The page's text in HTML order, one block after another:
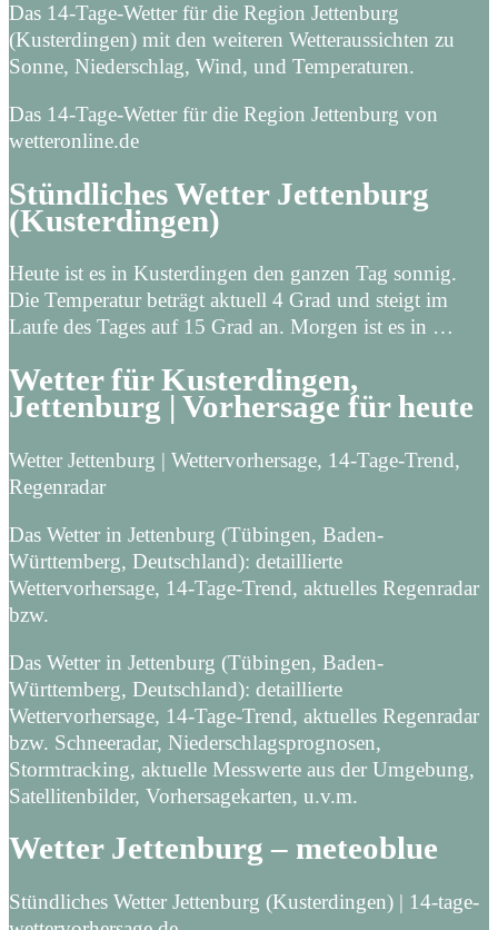
Das 14-Tage-Wetter für die Region Jettenburg
(Kusterdingen) mit den weiteren Wetteraussichten zu
Sonne, Niederschlag, Wind, und Temperaturen.
Das 14-Tage-Wetter für die Region Jettenburg von
wetteronline.de
Stündliches Wetter Jettenburg
(Kusterdingen)
Heute ist es in Kusterdingen den ganzen Tag sonnig.
Die Temperatur beträgt aktuell 4 Grad und steigt im
Laufe des Tages auf 15 Grad an. Morgen ist es in …
Wetter für Kusterdingen,
Jettenburg | Vorhersage für heute
Wetter Jettenburg | Wettervorhersage, 14-Tage-Trend,
Regenradar
Das Wetter in Jettenburg (Tübingen, Baden-
Württemberg, Deutschland): detaillierte
Wettervorhersage, 14-Tage-Trend, aktuelles Regenradar
bzw.
Das Wetter in Jettenburg (Tübingen, Baden-
Württemberg, Deutschland): detaillierte
Wettervorhersage, 14-Tage-Trend, aktuelles Regenradar
bzw. Schneeradar, Niederschlagsprognosen,
Stormtracking, aktuelle Messwerte aus der Umgebung,
Satellitenbilder, Vorhersagekarten, u.v.m.
Wetter Jettenburg – meteoblue
Stündliches Wetter Jettenburg (Kusterdingen) | 14-tage-